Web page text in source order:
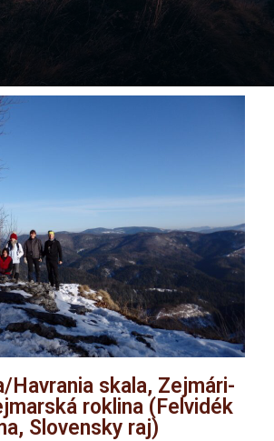
Havrania skala, Zejmári-
roklina (Felvidék
Slovensky raj)